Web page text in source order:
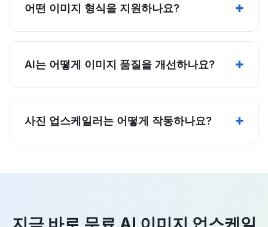
어떤 이미지 형식을 지원하나요?
AI는 어떻게 이미지 품질을 개선하나요?
사진 업스케일러는 어떻게 작동하나요?